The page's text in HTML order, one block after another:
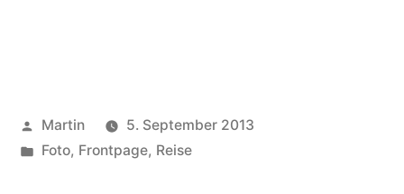
Veröffentlicht
von
Martin
5. September 2013
Veröffentlicht
Foto, Frontpage, Reise